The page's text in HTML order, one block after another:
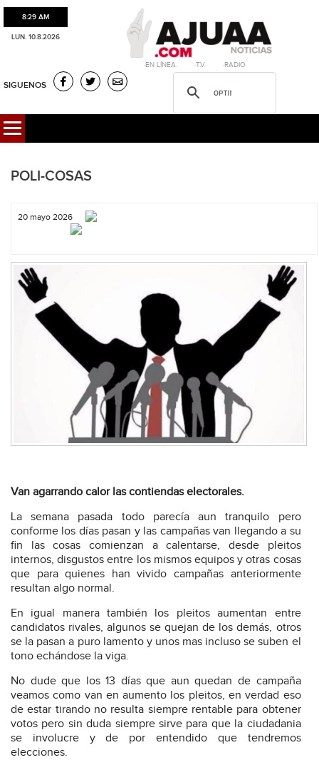
8:29 AM
LUN. 10.8.2026
·EN LÍNEA. ·T.V. ·RADIO
SIGUENOS
POLI-COSAS
20 mayo 2026
Van agarrando calor las contiendas electorales.
La semana pasada todo parecía aun tranquilo pero
conforme los días pasan y las campañas van llegando a su
fin las cosas comienzan a calentarse, desde pleitos
internos, disgustos entre los mismos equipos y otras cosas
que para quienes han vivido campañas anteriormente
resultan algo normal.
En igual manera también los pleitos aumentan entre
candidatos rivales, algunos se quejan de los demás, otros
se la pasan a puro lamento y unos mas incluso se suben el
tono echándose la viga.
No dude que los 13 días que aun quedan de campaña
veamos como van en aumento los pleitos, en verdad eso
de estar tirando no resulta siempre rentable para obtener
votos pero sin duda siempre sirve para que la ciudadania
se involucre y de por entendido que tendremos
elecciones.